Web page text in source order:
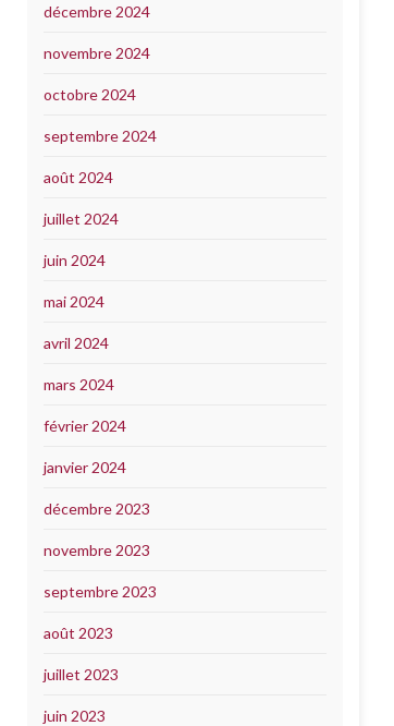
décembre 2024
novembre 2024
octobre 2024
septembre 2024
août 2024
juillet 2024
juin 2024
mai 2024
avril 2024
mars 2024
février 2024
janvier 2024
décembre 2023
novembre 2023
septembre 2023
août 2023
juillet 2023
juin 2023